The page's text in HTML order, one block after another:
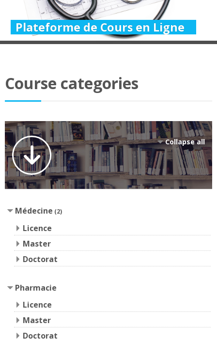
Plateforme de Cours en Ligne
Course categories
Collapse all
Médecine (2)
Licence
Master
Doctorat
Pharmacie
Licence
Master
Doctorat